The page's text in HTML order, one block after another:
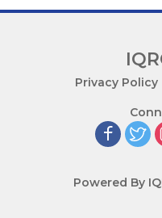
Privacy Policy
Powered By